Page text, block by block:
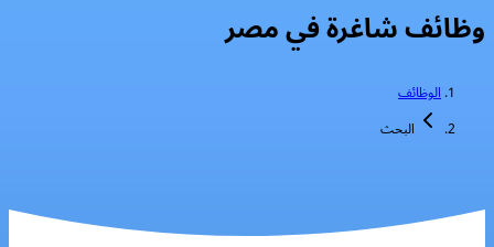
وظائف شاغرة في مصر
الوظائف
البحث